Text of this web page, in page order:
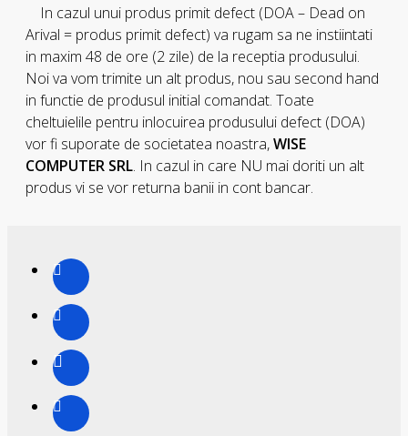
In cazul unui produs primit defect (DOA – Dead on
Arival = produs primit defect) va rugam sa ne instiintati
in maxim 48 de ore (2 zile) de la receptia produsului.
Noi va vom trimite un alt produs, nou sau second hand
in functie de produsul initial comandat. Toate
cheltuielile pentru inlocuirea produsului defect (DOA)
vor fi suporate de societatea noastra,WISE
COMPUTER SRL. In cazul in care NU mai doriti un alt
produs vi se vor returna banii in cont bancar.